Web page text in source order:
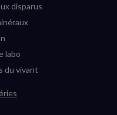
disparus
labo
du vivant